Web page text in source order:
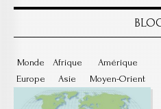
Monde
Europe
Afrique
Asie
Amérique
Moyen-Orient